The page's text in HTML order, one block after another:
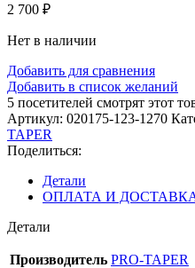
2 700 ₽
Нет в наличии
Добавить для сравнения
Добавить в список желаний
5 посетителей смотрят этот
Артикул: 020175-123-1270
TAPER
Поделиться:
Детали
ОПЛАТА И
Детали
Производитель PRO-TAPER